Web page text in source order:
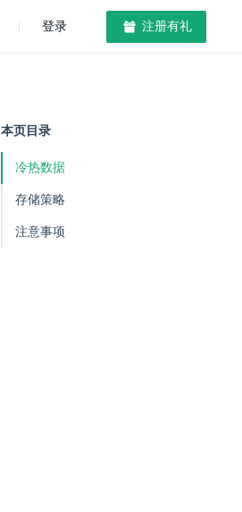
登录 注册有礼
本页目录
冷热数据
存储策略
注意事项